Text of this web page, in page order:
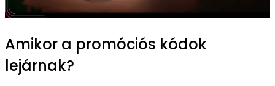
Amikor a promóciós kódok
lejárnak?